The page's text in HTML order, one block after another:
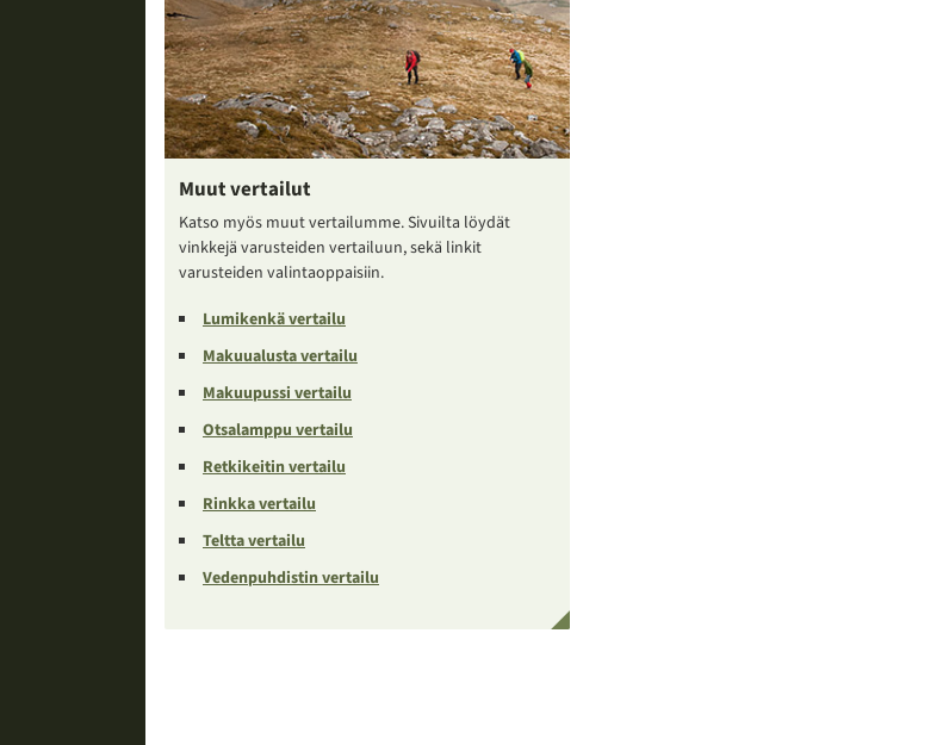
Muut vertailut
Katso myös muut vertailumme. Sivuilta löydät
vinkkejä varusteiden vertailuun, sekä linkit
varusteiden valintaoppaisiin.
Lumikenkä vertailu
Makuualusta vertailu
Makuupussi vertailu
Otsalamppu vertailu
Retkikeitin vertailu
Rinkka vertailu
Teltta vertailu
Vedenpuhdistin vertailu